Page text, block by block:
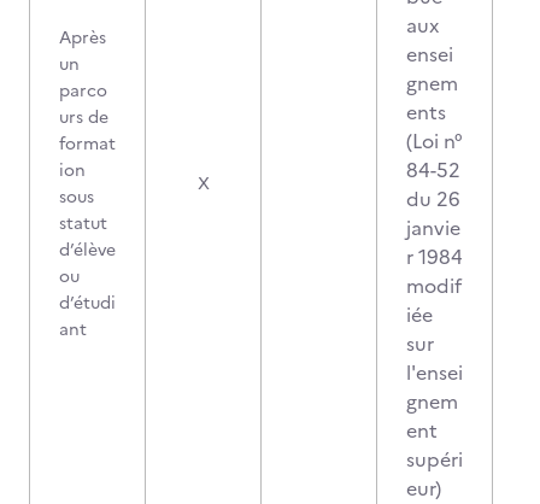
Après
un
parco
urs de
format
ion
sous
statut
d’élève
ou
d’étudi
ant
X
aux
ensei
gnem
ents
(Loi n°
84-52
du 26
janvie
r 1984
modif
iée
sur
l'ensei
gnem
ent
supéri
eur)